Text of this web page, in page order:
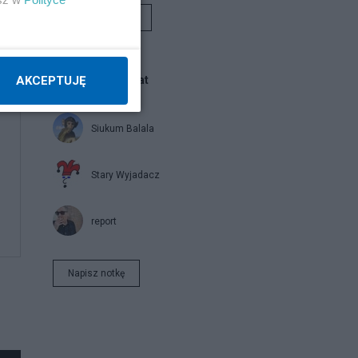
Blogi na ten temat
Siukum Balala
Stary Wyjadacz
report
Napisz notkę
AKCEPTUJĘ